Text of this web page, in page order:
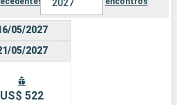
2027
05/2027
05/2027
US$ 522
Pesquisar